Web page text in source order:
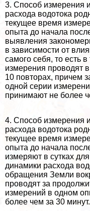
3. Способ измерения
расхода водотока
текущее время
опыта до начала
выявления
в зависимости от
самого себя, то есть
измерения проводят
10 повторах, причем
одной серии
принимают не более
4. Способ измерения
расхода водотока
текущее время
опыта до начала
измеряют в сутках
динамики расхода
обращения Земли
проводят за
измерений в одном
более чем за 30 минут.